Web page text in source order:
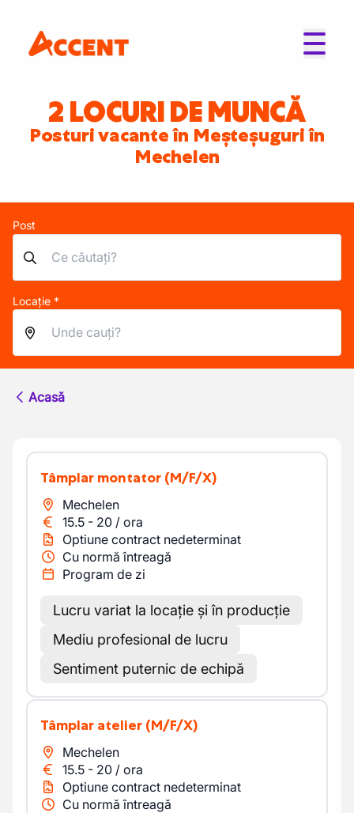
2 LOCURI DE MUNCĂ
Posturi vacante în Meșteșuguri în
Mechelen
Post
Locație *
Acasă
Tâmplar montator (M/F/X)
Mechelen
15.5 - 20 / ora
Optiune contract nedeterminat
Cu normă întreagă
Program de zi
Lucru variat la locație și în producție
Mediu profesional de lucru
Sentiment puternic de echipă
Tâmplar atelier (M/F/X)
Mechelen
15.5 - 20 / ora
Optiune contract nedeterminat
Cu normă întreagă